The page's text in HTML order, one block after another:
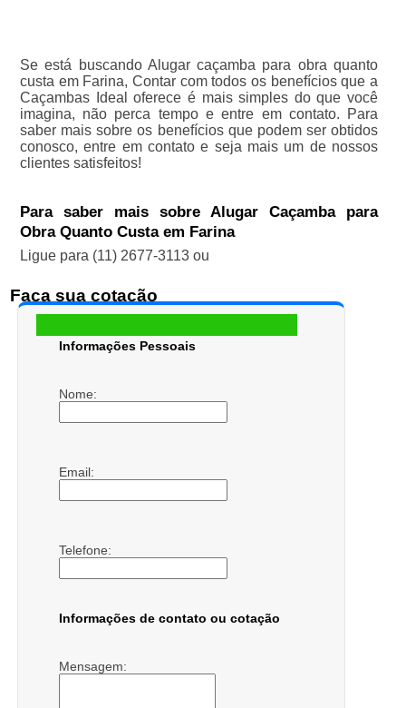
Se está buscando Alugar caçamba para obra quanto
custa em Farina, Contar com todos os benefícios que a
Caçambas Ideal oferece é mais simples do que você
imagina, não perca tempo e entre em contato. Para
saber mais sobre os benefícios que podem ser obtidos
conosco, entre em contato e seja mais um de nossos
clientes satisfeitos!
Para saber mais sobre Alugar Caçamba para
Obra Quanto Custa em Farina
Ligue para (11) 2677-3113ou
Faça sua cotação
Informações Pessoais
Nome:
Email:
Telefone:
Informações de contato ou cotação
Mensagem: